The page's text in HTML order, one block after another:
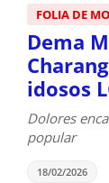
FOLIA DE
Dema
idosos
Dolores
popular
18/02/2026